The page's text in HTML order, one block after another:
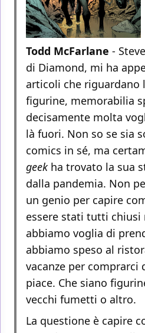
Todd McFarlane -
di Diamond, mi ha
articoli che riguardano
figurine, memorabilia
decisamente molta
là fuori. Non so se sia
comics in sé, ma
geekha trovato la sua
dalla pandemia. Non
un genio per capire
essere stati tutti chiusi
abbiamo voglia di
abbiamo speso al
vacanze per comprarci
piace. Che siano
vecchi fumetti o altro.
La questione è capire